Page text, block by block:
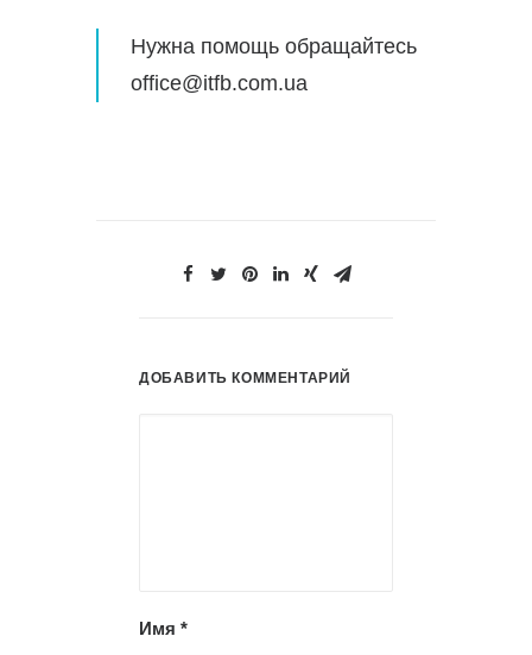
Нужна помощь обращайтесь
office@itfb.com.ua
ДОБАВИТЬ КОММЕНТАРИЙ
Имя *